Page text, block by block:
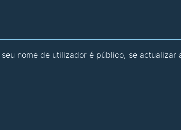
nome de utilizador é público, se actualizar